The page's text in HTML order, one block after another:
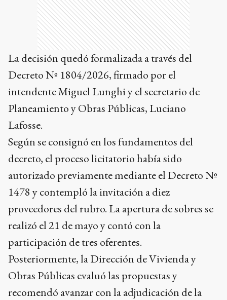
La decisión quedó formalizada a través del
Decreto Nº 1804/2026, firmado por el
intendente Miguel Lunghi y el secretario de
Planeamiento y Obras Públicas, Luciano
Lafosse.
Según se consignó en los fundamentos del
decreto, el proceso licitatorio había sido
autorizado previamente mediante el Decreto Nº
1478 y contempló la invitación a diez
proveedores del rubro. La apertura de sobres se
realizó el 21 de mayo y contó con la
participación de tres oferentes.
Posteriormente, la Dirección de Vivienda y
Obras Públicas evaluó las propuestas y
recomendó avanzar con la adjudicación de la